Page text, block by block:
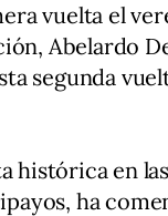
vuelta el
Abelardo
segunda
histórica en
ha